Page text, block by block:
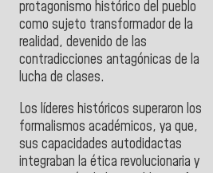
protagonismo histórico del pueblo
como sujeto transformador de la
realidad, devenido de las
contradicciones antagónicas de la
lucha de clases.
Los líderes históricos superaron los
formalismos académicos, ya que,
sus capacidades autodidactas
integraban la ética revolucionaria y